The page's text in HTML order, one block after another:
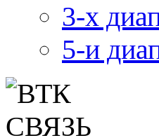
3-х
5-и